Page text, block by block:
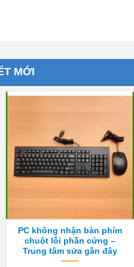
MỚI
PC không nhận bàn phím
chuột lỗi phần cứng –
Trung tâm sửa gần đây